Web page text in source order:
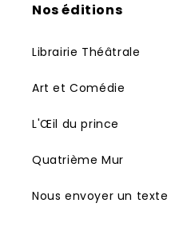
Nos éditions
Librairie Théâtrale
Art et Comédie
L'Œil du prince
Quatrième Mur
Nous envoyer un texte